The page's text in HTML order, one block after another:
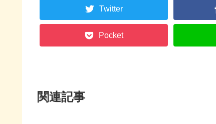
Twitter
Pocket
関連記事